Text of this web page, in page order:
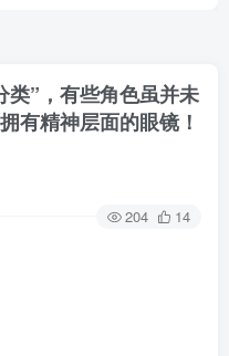
类”，有些角色虽并未
有精神层面的眼镜！
204 14